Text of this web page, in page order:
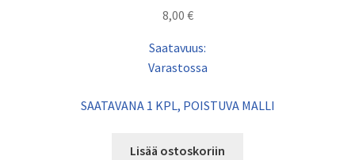
8,00 €
Saatavuus:
Varastossa
SAATAVANA 1 KPL, POISTUVA MALLI
Lisää ostoskoriin